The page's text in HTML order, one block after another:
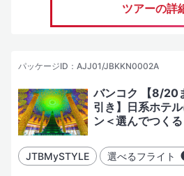
ツアーの詳
パッケージID：AJJ01/JBKKN0002A
バンコク 【8/20
引き】日系ホテ
ン＜選んでつく
JTBMySTYLE 選べるフライト